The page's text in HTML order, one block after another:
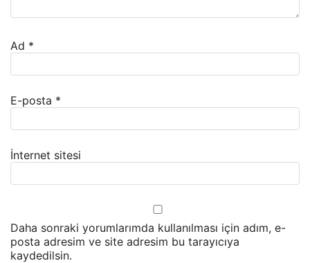
Ad *
E-posta *
İnternet sitesi
Daha sonraki yorumlarımda kullanılması için adım, e-
posta adresim ve site adresim bu tarayıcıya
kaydedilsin.